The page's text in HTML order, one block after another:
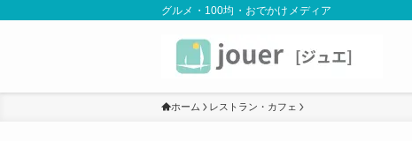
グルメ・100均・おでかけメディア
ホーム レストラン・カフェ